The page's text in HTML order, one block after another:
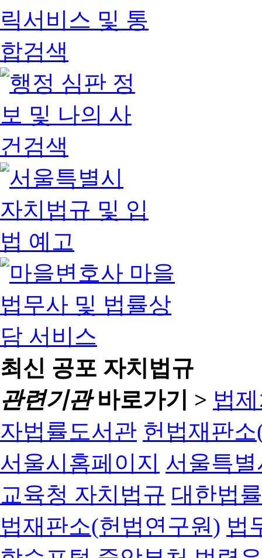
최신 공포 자치법규
관련기관바로가기 > 법
자법률도서관 헌법재판
서울시홈페이지 서울특
교육청 자치법규 대한법
법재판소(헌법연구원) 법